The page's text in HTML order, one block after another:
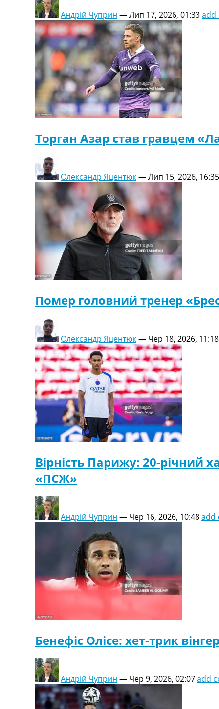
Ліга Чемпіонів
Англія. Прем’єр-Ліга
Іспанія. Ла Ліга
Ще Турніри >>>
Таблиці
Чемпіонат Світу. Турнирні таблиці
Таблиця УПЛ
Перша Ліга
Таблиця АПЛ
Таблиця Ла Ліги
Всі таблиці >>>
Рейтинги
Рейтинг ФІФА
Телепрограма
Андрій Чуприн —Лип 17, 2026, 01:33add
Торган Азар став гравцем
Олександр Яцентюк—Лип 15, 2026, 16:35
Помер головний тренер
Олександр Яцентюк— Чер 18, 2026, 11:18
Вірність Парижу: 20-річний
«ПСЖ»
Андрій Чуприн — Чер 16, 2026, 10:48add
Бенефіс Олісе: хет-трик
Андрій Чуприн — Чер 9, 2026, 02:07add